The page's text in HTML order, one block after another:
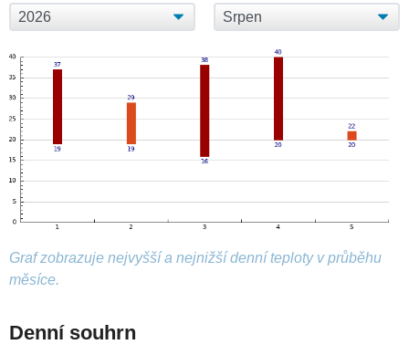
Graf zobrazuje nejvyšší a nejnižší denní teploty v průběhu
měsíce.
Denní souhrn